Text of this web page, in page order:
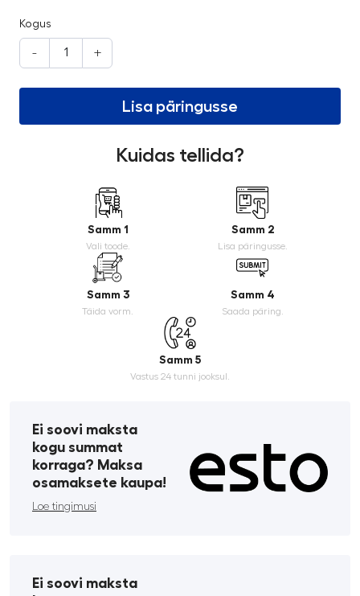
Kogus
- +
Lisa päringusse
Kuidas tellida?
Samm 1
Vali toode.
Samm 2
Lisa päringusse.
Samm 3
Täida vorm.
Samm 4
Saada päring.
Samm 5
Vastus 24 tunni jooksul.
Ei soovi maksta
kogu summat
korraga? Maksa
osamaksete kaupa!
Loe tingimusi
Ei soovi maksta